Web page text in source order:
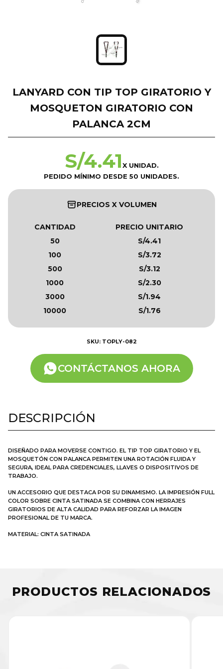
LANYARD CON TIP TOP GIRATORIO Y
MOSQUETON GIRATORIO CON
PALANCA 2CM
S/4.41X UNIDAD.
PEDIDO MÍNIMO DESDE 50 UNIDADES.
PRECIOS X VOLUMEN
CANTIDAD
PRECIO UNITARIO
50
S/4.41
100
S/3.72
500
S/3.12
1000
S/2.30
3000
S/1.94
10000
S/1.76
SKU: TOPLY-082
CONTÁCTANOS AHORA
DESCRIPCIÓN
DISEÑADO PARA MOVERSE CONTIGO. EL TIP TOP GIRATORIO Y EL
MOSQUETÓN CON PALANCA PERMITEN UNA ROTACIÓN FLUIDA Y
SEGURA, IDEAL PARA CREDENCIALES, LLAVES O DISPOSITIVOS DE
TRABAJO.
UN ACCESORIO QUE DESTACA POR SU DINAMISMO. LA IMPRESIÓN FULL
COLOR SOBRE CINTA SATINADA SE COMBINA CON HERRAJES
GIRATORIOS DE ALTA CALIDAD PARA REFORZAR LA IMAGEN
PROFESIONAL DE TU MARCA.
MATERIAL: CINTA SATINADA
PRODUCTOS RELACIONADOS